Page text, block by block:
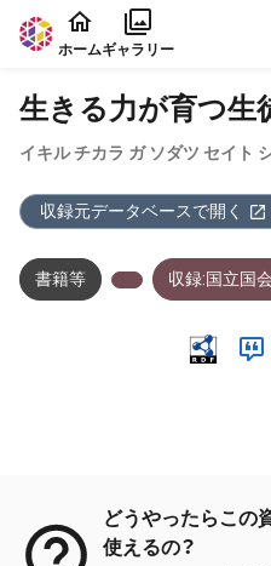
本文に飛ぶ
ホームギャラリー
生きる力が育つ生
イキル チカラ ガ ソダツ セイト
収録元データベースで開く
書籍等 収録:国立国
どうやったらこの
使えるの？